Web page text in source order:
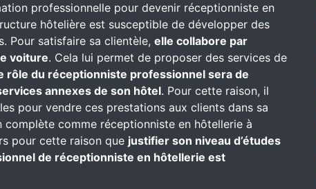
professionnelle pour devenir réceptionniste en
hôtelière est susceptible de développer des
Pour satisfaire sa clientèle, elle collabore par
voiture. Cela lui permet de proposer des services de
rôle du réceptionniste professionnel sera de
annexes de son hôtel. Pour cette raison, il
pour vendre ces prestations aux clients dans sa
comme réceptionniste en hôtellerie à
pour cette raison que justifier son niveau d’études
de réceptionniste en hôtellerie est